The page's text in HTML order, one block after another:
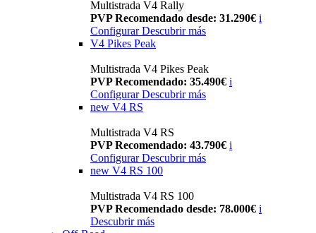
Multistrada V4 Rally
PVP Recomendado desde: 31.290€ i
Configurar Descubrir más
V4 Pikes Peak
Multistrada V4 Pikes Peak
PVP Recomendado: 35.490€ i
Configurar Descubrir más
new V4 RS
Multistrada V4 RS
PVP Recomendado: 43.790€ i
ConfigurarDescubrir más
new V4 RS 100
Multistrada V4 RS 100
PVP Recomendado desde: 78.000€ i
Descubrir más